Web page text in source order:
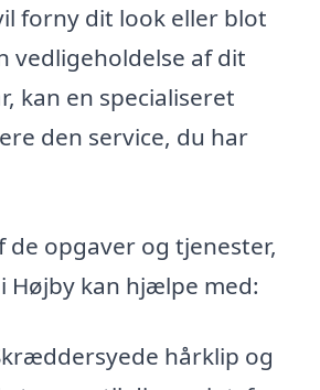
forny dit look eller blot
vedligeholdelse af dit
kan en specialiseret
den service, du har
de opgaver og tjenester,
Højby kan hjælpe med:
hårklip og